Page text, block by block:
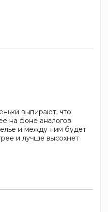
выпирают, что
на фоне аналогов.
и между ним будет
и лучше высохнет